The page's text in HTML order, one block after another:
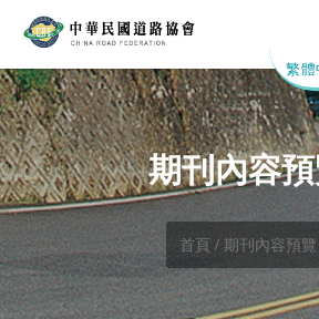
繁體
期刊內容
首頁 / 期刊內容預覽